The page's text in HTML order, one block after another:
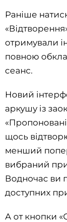
Раніше
отримували
повною
сеанс.
Новий
аркушу із
щось
менший
вибраний
Водночас ви
доступних
А от кнопки